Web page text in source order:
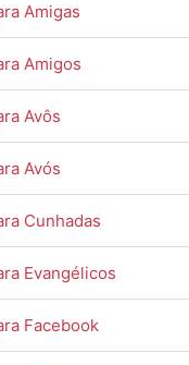
Amigas
Amigos
Avôs
Avós
Cunhadas
Evangélicos
Facebook